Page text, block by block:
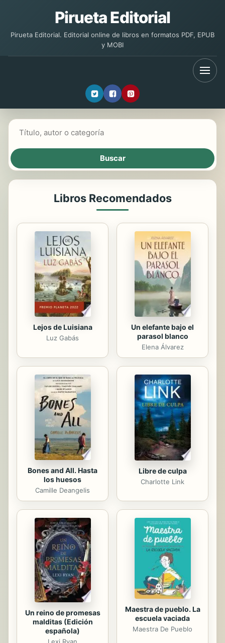
Pirueta Editorial
Pirueta Editorial. Editorial online de libros en formatos PDF, EPUB
y MOBI
Libros Recomendados
Lejos de Luisiana
Luz Gabás
Un elefante bajo el
parasol blanco
Elena Álvarez
Bones and All. Hasta
los huesos
Camille Deangelis
Libre de culpa
Charlotte Link
Un reino de promesas
malditas (Edición
española)
Maestra de pueblo. La
escuela vaciada
Maestra De Pueblo